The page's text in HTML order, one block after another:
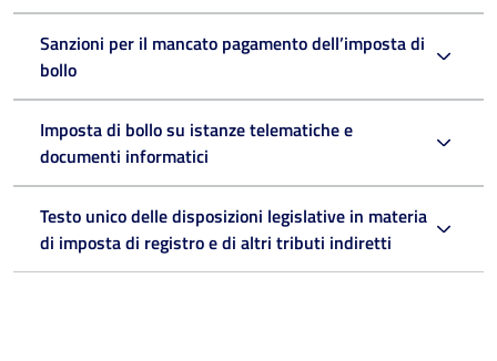
Sanzioni per il mancato pagamento dell’imposta di
bollo
Imposta di bollo su istanze telematiche e
documenti informatici
Testo unico delle disposizioni legislative in materia
di imposta di registro e di altri tributi indiretti